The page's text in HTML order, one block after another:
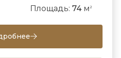
Площадь: 74м 2